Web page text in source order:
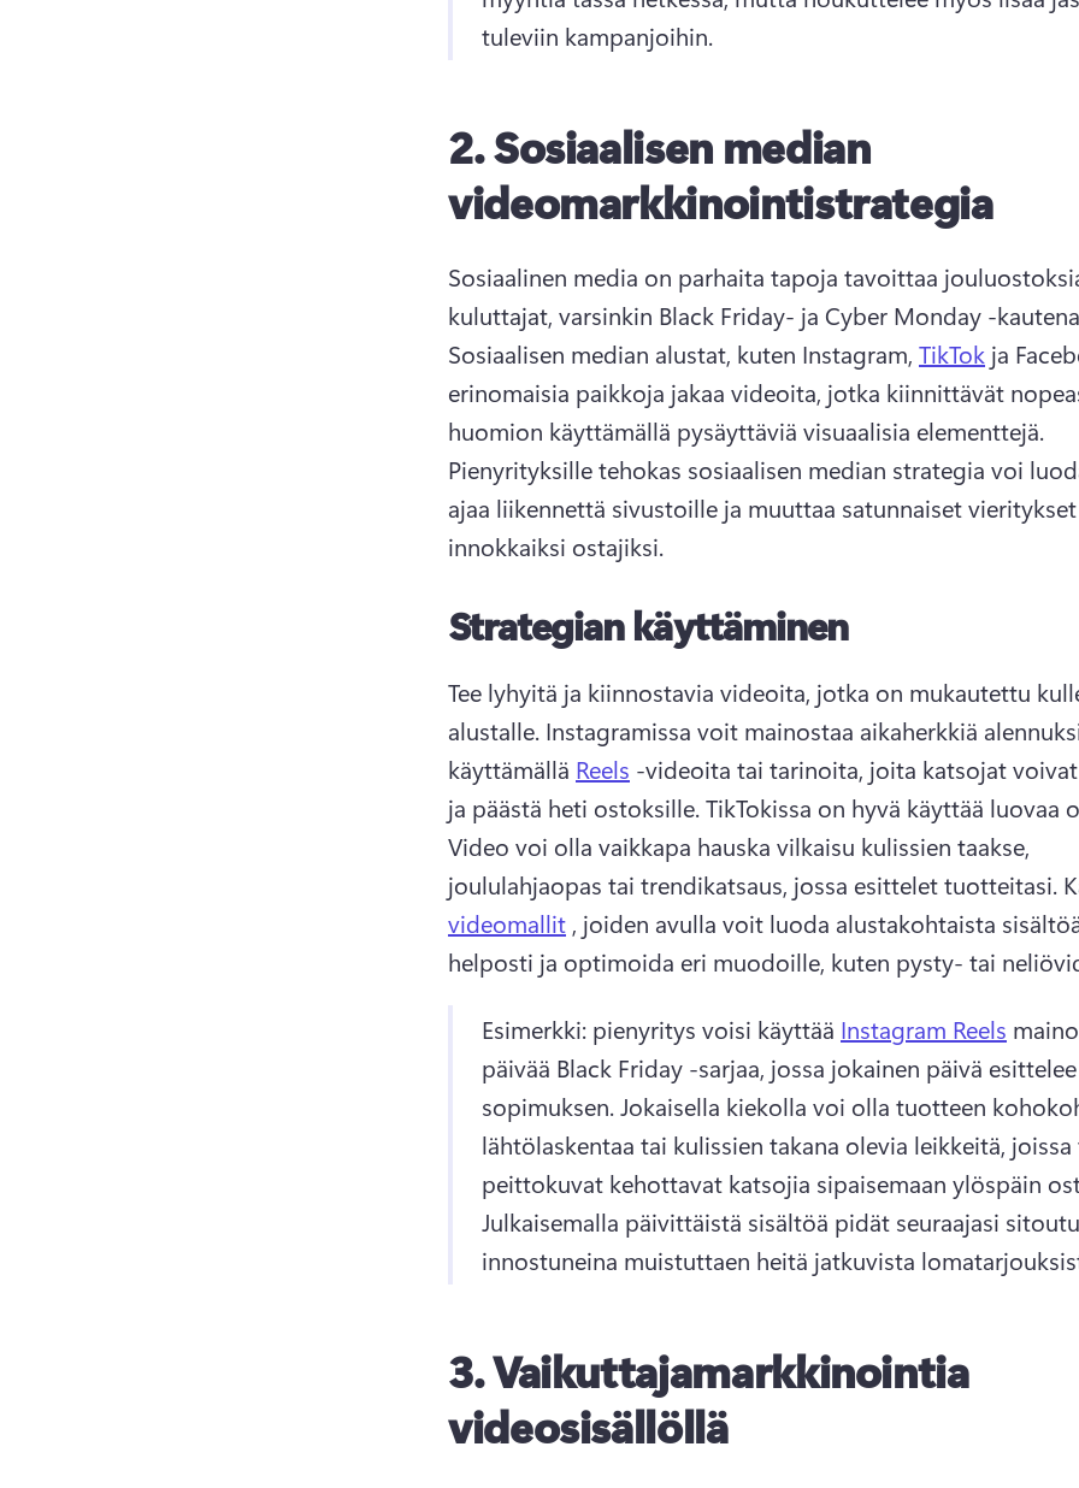
tuleviin kampanjoihin.
2.Sosiaalisen median
videomarkkinointistrategia
Sosiaalinen media on parhaita tapoja tavoittaa
Sosiaalisen median alustat, kuten Instagram, TikTok ja
erinomaisia paikkoja jakaa videoita, jotka kiinnittävät
Pienyrityksille tehokas sosiaalisen median strategia voi
ajaa liikennettä sivustoille ja muuttaa satunnaiset vieritykset
innokkaiksi ostajiksi.
Strategian käyttäminen
Tee lyhyitä ja kiinnostavia videoita, jotka on mukautettu
alustalle. Instagramissa voit mainostaa aikaherkkiä
käyttämällä Reels -videoita tai tarinoita, joita katsojat
ja päästä heti ostoksille. TikTokissa on hyvä käyttää luovaa
Video voi olla vaikkapa hauska vilkaisu kulissien taakse,
joululahjaopas tai trendikatsaus, jossa esittelet tuotteitasi.
videomallit , joiden avulla voit luoda alustakohtaista
helposti ja optimoida eri muodoille, kuten pysty- tai
Esimerkki: pienyritys voisi käyttää Instagram Reels
päivää Black Friday -sarjaa, jossa jokainen päivä
sopimuksen. Jokaisella kiekolla voi olla tuotteen
lähtölaskentaa tai kulissien takana olevia leikkeitä,
Julkaisemalla päivittäistä sisältöä pidät seuraajasi
innostuneina muistuttaen heitä jatkuvista
3.Vaikuttajamarkkinointia
videosisällöllä